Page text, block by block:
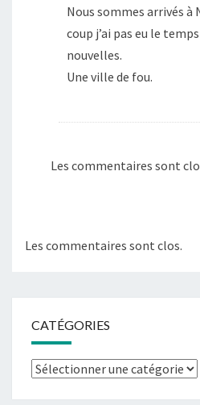
Nous sommes arrivés à
coup j’ai pas eu le
nouvelles.
Une ville de fou.
Les commentaires sont
Les commentaires sont clos.
CATÉGORIES
Catégories